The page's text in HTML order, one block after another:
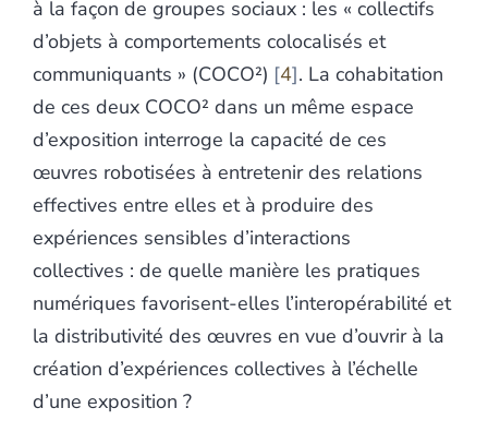
à la façon de groupes sociaux : les « collectifs
d’objets à comportements colocalisés et
communiquants » (COCO²) 4 . La cohabitation
de ces deux COCO² dans un même espace
d’exposition interroge la capacité de ces
œuvres robotisées à entretenir des relations
effectives entre elles et à produire des
expériences sensibles d’interactions
collectives : de quelle manière les pratiques
numériques favorisent-elles l’interopérabilité et
la distributivité des œuvres en vue d’ouvrir à la
création d’expériences collectives à l’échelle
d’une exposition ?